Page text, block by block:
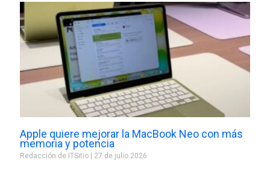
Apple quiere mejorar la MacBook Neo con más
memoria y potencia
Redacción de ITSitio 27 de julio 2026